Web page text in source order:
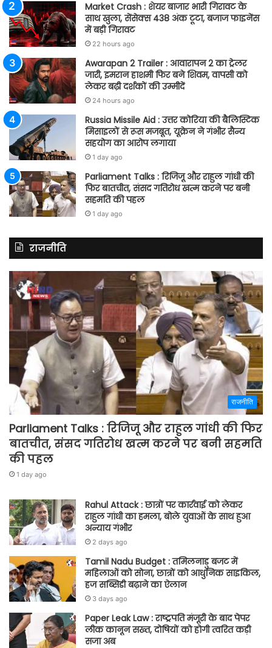
Market Crash : शेयर बाजार भारी गिरावट के
साथ खुला, सेंसेक्स 438 अंक टूटा, बजाज फाइनेंस
में बड़ी गिरावट
22 hours ago
Awarapan 2 Trailer : आवारापन 2 का ट्रेलर
जारी, इमरान हाशमी फिर बने शिवम, वापसी को
लेकर बढ़ी दर्शकों की उम्मीदें
24 hours ago
Russia Missile Aid : उत्तर कोरिया की बैलिस्टिक
मिसाइलों से रूस मजबूत, यूक्रेन ने गंभीर सैन्य
सहयोग का आरोप लगाया
1 day ago
Parliament Talks : रिजिजू और राहुल गांधी की
फिर बातचीत, संसद गतिरोध खत्म करने पर बनी
सहमति की पहल
1 day ago
राजनीति
राजनीति
Parliament Talks : रिजिजू और राहुल गांधी की फिर
बातचीत, संसद गतिरोध खत्म करने पर बनी सहमति
की पहल
1 day ago
Rahul Attack : छात्रों पर कार्रवाई को लेकर
राहुल गांधी का हमला, बोले युवाओं के साथ हुआ
अन्याय गंभीर
2 days ago
Tamil Nadu Budget : तमिलनाडु बजट में
महिलाओं को सोना, छात्रों को आधुनिक साइकिल,
हज सब्सिडी बढ़ाने का ऐलान
3 days ago
Paper Leak Law : राष्ट्रपति मंजूरी के बाद पेपर
लीक कानून सख्त, दोषियों को होगी त्वरित कड़ी
सजा अब